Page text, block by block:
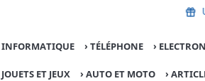
INFORMATIQUE ›TÉLÉPHONE ›
JOUETS ET JEUX ›AUTO ET MOTO ›